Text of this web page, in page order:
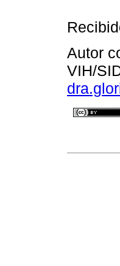
Autor
VIH/